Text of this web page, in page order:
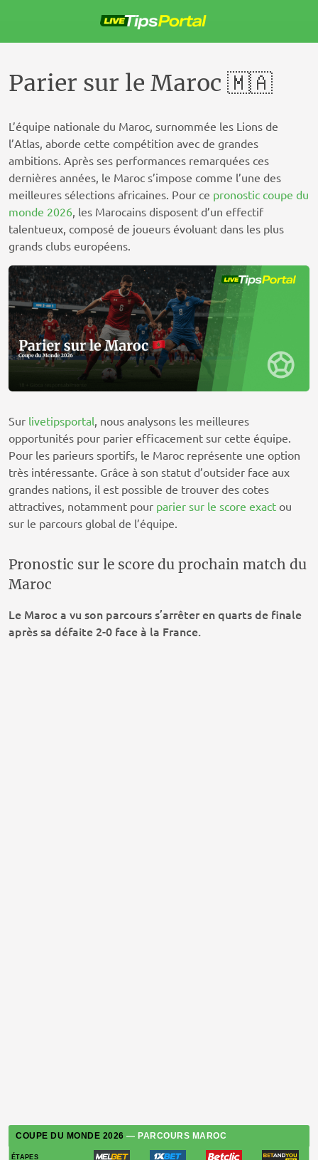
contenu
Parier sur le Maroc 🇲🇦
L’équipe nationale du Maroc, surnommée les Lions de
l’Atlas, aborde cette compétition avec de grandes
ambitions. Après ses performances remarquées ces
dernières années, le Maroc s’impose comme l’une des
meilleures sélections africaines. Pour ce pronostic coupe du
monde 2026, les Marocains disposent d’un effectif
talentueux, composé de joueurs évoluant dans les plus
grands clubs européens.
Sur livetipsportal, nous analysons les meilleures
opportunités pour parier efficacement sur cette équipe.
Pour les parieurs sportifs, le Maroc représente une option
très intéressante. Grâce à son statut d’outsider face aux
grandes nations, il est possible de trouver des cotes
attractives, notamment pour parier sur le score exact ou
sur le parcours global de l’équipe.
Pronostic sur le score du prochain match du
Maroc
Le Maroc a vu son parcours s’arrêter en quarts de finale
après sa défaite 2-0 face à la France.